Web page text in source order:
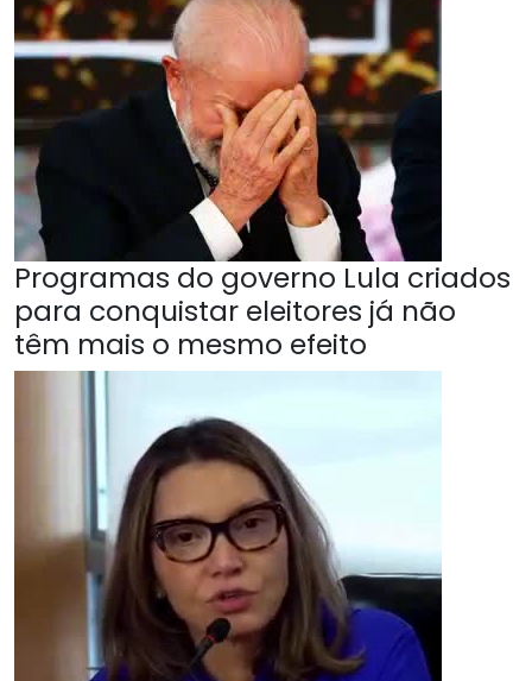
Programas do governo Lula criados
para conquistar eleitores já não
têm mais o mesmo efeito